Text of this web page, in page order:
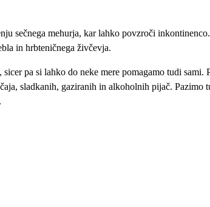
sečnega mehurja, kar lahko povzroči
in hrbteničnega živčevja.
pa si lahko do neke mere pomagamo tudi
sladkanih, gaziranih in alkoholnih pijač.